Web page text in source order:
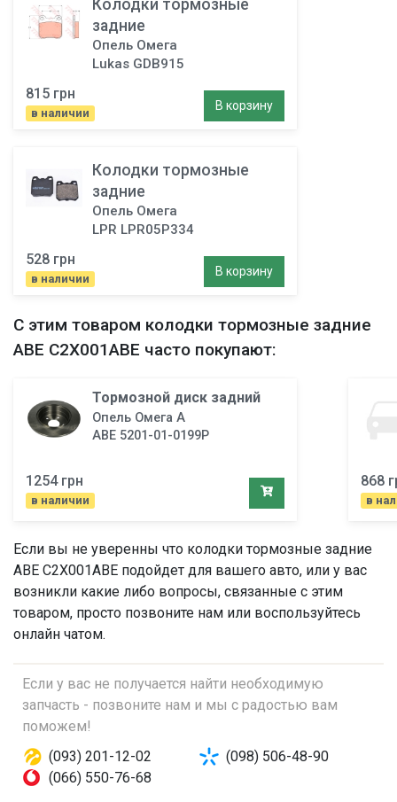
Колодки тормозные
задние
Опель Омега
Lukas GDB915
815 грн
в наличии
В корзину
Колодки тормозные
задние
Опель Омега
LPR LPR05P334
528 грн
в наличии
В корзину
С этим товаром колодки тормозные задние
ABE C2X001ABE часто покупают:
Тормозной диск задний
Опель Омега A
ABE 5201-01-0199P
1254 грн
в наличии
868
в
Если вы не уверенны что колодки тормозные задние
ABE C2X001ABE подойдет для вашего авто, или у вас
возникли какие либо вопросы, связанные с этим
товаром, просто позвоните нам или воспользуйтесь
онлайн чатом.
Если у вас не получается найти необходимую
запчасть - позвоните нам и мы с радостью вам
поможем!
(093) 201-12-02
(098) 506-48-90
(066) 550-76-68